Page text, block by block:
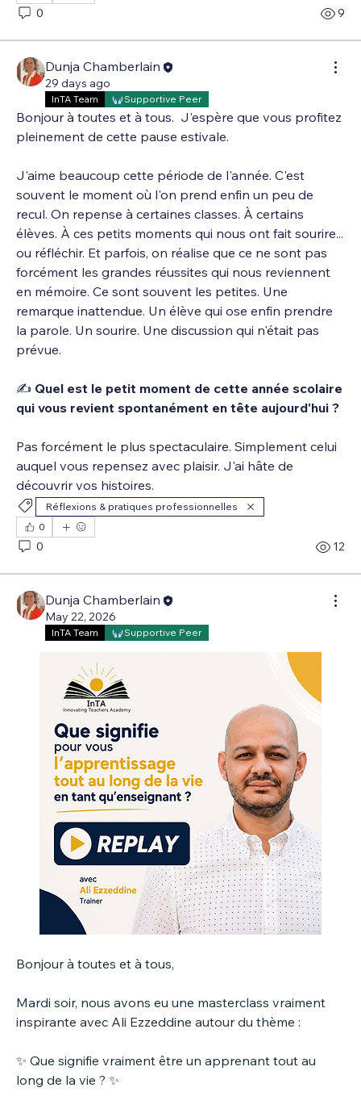
0 9
Dunja Chamberlain
29 days ago
InTA Team Supportive Peer
Bonjour à toutes et à tous.  J'espère que vous profitez
pleinement de cette pause estivale.
J'aime beaucoup cette période de l'année. C'est
souvent le moment où l'on prend enfin un peu de
recul. On repense à certaines classes. À certains
élèves. À ces petits moments qui nous ont fait sourire...
ou réfléchir. Et parfois, on réalise que ce ne sont pas
forcément les grandes réussites qui nous reviennent
en mémoire. Ce sont souvent les petites. Une
remarque inattendue. Un élève qui ose enfin prendre
la parole. Un sourire. Une discussion qui n'était pas
prévue.
✍️ Quel est le petit moment de cette année scolaire
qui vous revient spontanément en tête aujourd'hui ?
Pas forcément le plus spectaculaire. Simplement celui
auquel vous repensez avec plaisir. J'ai hâte de
découvrir vos histoires.
Réflexions & pratiques professionnelles
0
0 12
Dunja Chamberlain
May 22, 2026
InTA Team Supportive Peer
Bonjour à toutes et à tous,
Mardi soir, nous avons eu une masterclass vraiment
inspirante avec Ali Ezzeddine autour du thème :
✨ Que signifie vraiment être un apprenant tout au
long de la vie ? ✨